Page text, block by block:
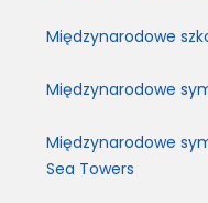
Międzynarodowe
Międzynarodowe
Międzynarodowe
Sea Towers